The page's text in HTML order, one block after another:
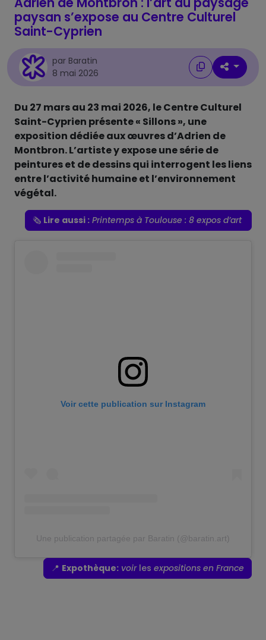
paysan s’expose au Centre Culturel
Saint-Cyprien
par Baratin
8 mai 2026
Du 27 mars au 23 mai 2026, le Centre Culturel
Saint-Cyprien présente « Sillons », une
exposition dédiée aux œuvres d’Adrien de
Montbron. L’artiste y expose une série de
peintures et de dessins qui interrogent les liens
entre l’activité humaine et l’environnement
végétal.
🗞️ Lire aussi : Printemps à Toulouse : 8 expos d’art
Voir cette publication sur Instagram
Une publication partagée par Baratin (@baratin.art)
📍 Expothèque: voir les expositions en France